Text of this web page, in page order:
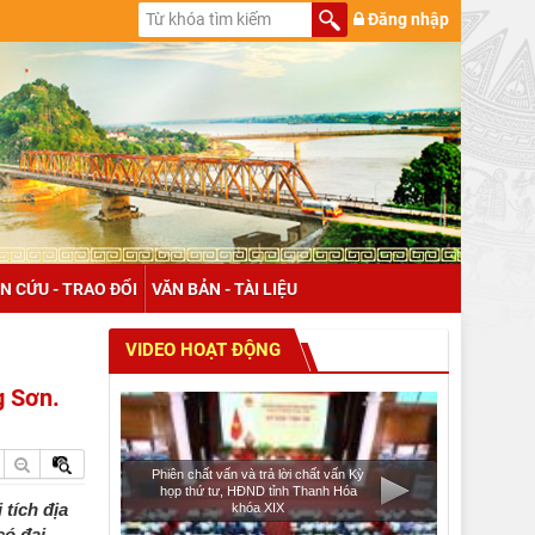
Đăng nhập
CỨU - TRAO ĐỔI VĂN BẢN - TÀI LIỆU
Sơn.
tích địa
VIDEO HOẠT ĐỘNG
Phiên chất vấn và trả lời chất vấn Kỳ
họp thứ tư, HĐND tỉnh Thanh Hóa
khóa XIX